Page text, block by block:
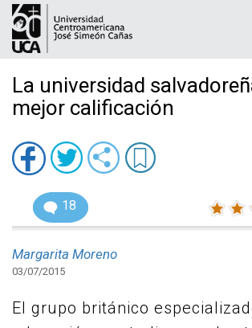
La universidad
mejor calificación
18
Margarita Moreno
03/07/2015
El grupo británico